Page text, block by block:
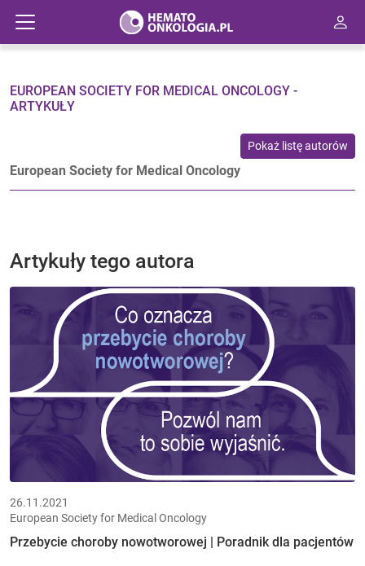
EUROPEAN SOCIETY FOR MEDICAL ONCOLOGY -
ARTYKUŁY
Pokaż listę autorów
European Society for Medical Oncology
Artykuły tego autora
26.11.2021
European Society for Medical Oncology
Przebycie choroby nowotworowej | Poradnik dla pacjentów